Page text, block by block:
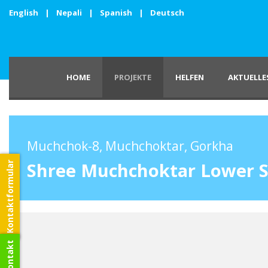
English | Nepali | Spanish | Deutsch
HOME PROJEKTE HELFEN
Muchchok-8, Muchchoktar, Gorkha
Shree Muchchoktar Lower
Kontaktformular